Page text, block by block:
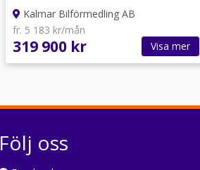
Kalmar Bilförmedling AB
fr. 5 183 kr/mån
319 900 kr Visa mer
Följ oss